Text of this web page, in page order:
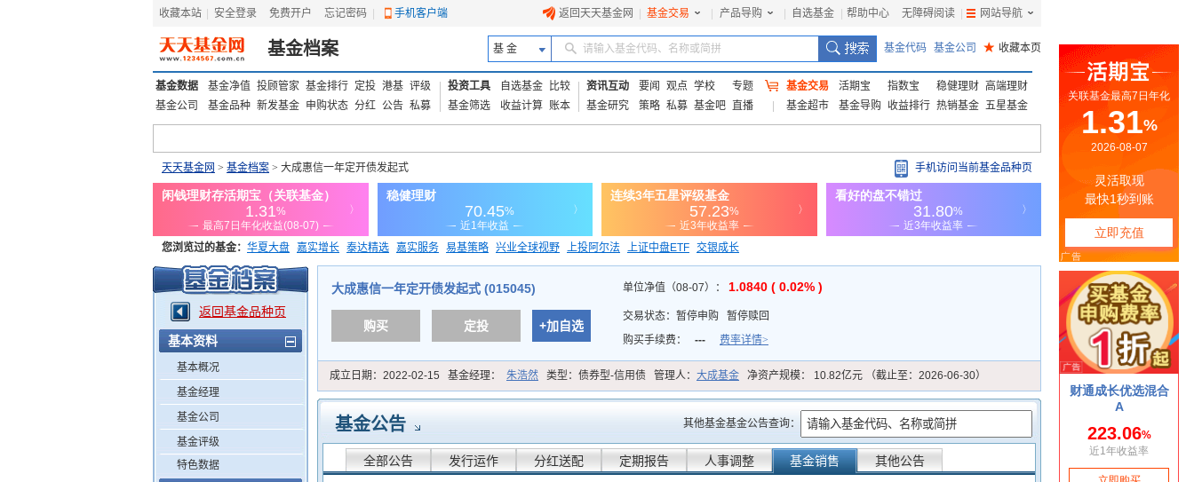
收藏本站 安全登录 免费开户 忘记密码 手机客户端 返回天天基金网 基金交易 产品导购 自选基金 帮助中心 无障碍阅读 网站导航
基金档案 基 金 请输入基金代码、名称或简拼 基金代码 基金公司 ★ 收藏本页
基金数据 基金净值 投顾管家 基金排行 定投 港基 评级
基金公司
基金品种 新发基金 申购状态 分红 公告 私募
投资工具 自选基金
比较
基金筛选
收益计算 账本
资讯互动 要闻 观点 学校
专题
基金研究
策略 私募 基金吧 直播
基金交易 活期宝 指数宝 稳健理财 高端理财
基金超市
基金导购 收益排行 热销基金 五星基金
天天基金网 > 基金档案 > 大成惠信一年定开债发起式 手机访问当前基金品种页
您浏览过的基金： 华夏大盘 嘉实增长 泰达精选 嘉实服务 易基策略 兴业全球视野 上投阿尔法 上证中盘ETF 交银成长
添富优势 华安宏利 上证180价值ETF
返回基金品种页
基本资料
基本概况
基金经理
基金公司
基金评级
特色数据
大成惠信一年定开债发起式 (015045)
购买 定投 +加自选
单位净值（08-07）： 1.0840 ( 0.02% )
交易状态： 暂停申购
暂停赎回
购买手续费：
--- 费率详情>
成立日期： 2022-02-15 基金经理： 朱浩然 类型： 债券型-信用债 管理人： 大成基金 净资产规模： 10.82亿元 （截止至：2026-06-30）
基金公告 其他基金基金公告查询：
全部公告 发行运作 分红送配 定期报告 人事调整 基金销售 其他公告